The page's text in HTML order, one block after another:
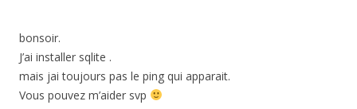
bonsoir.
J’ai installer sqlite .
mais jai toujours pas le ping qui apparait.
Vous pouvez m’aider svp